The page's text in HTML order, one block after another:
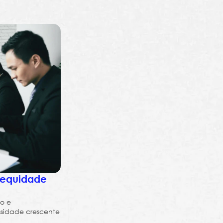
e
crescente